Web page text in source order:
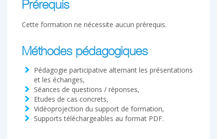
Prérequis
Cette formation ne nécessite aucun prérequis.
Méthodes pédagogiques
Pédagogie participative alternant les présentations
et les échanges,
Séances de questions / réponses,
Etudes de cas concrets,
Vidéoprojection du support de formation,
Supports téléchargeables au format PDF.